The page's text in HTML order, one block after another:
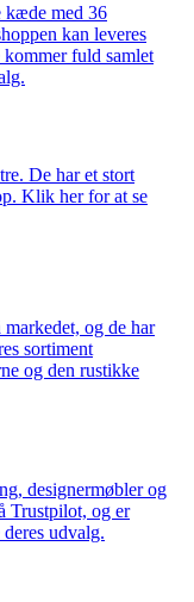
kæde med 36
kan leveres
fuld samlet
De har et stort
Klik her for at se
og de har
sortiment
og den rustikke
designermøbler og
Trustpilot, og er
udvalg.